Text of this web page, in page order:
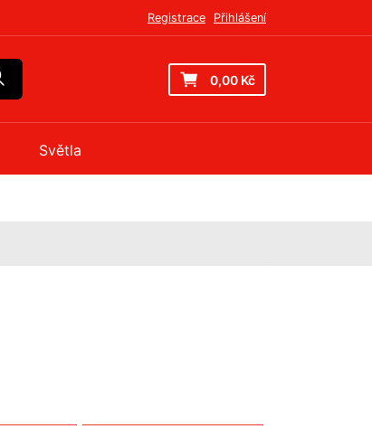
Registrace Přihlášení
0,00 Kč
Světla